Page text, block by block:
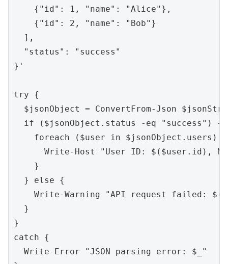
    {"id": 1, "name": "Alice"},
    {"id": 2, "name": "Bob"}
  ],
  "status": "success"
}'
try {
$jsonObject = ConvertFrom-Json
  if ($jsonObject.status -eq "success") {
    foreach ($user in $jsonObject.users) {
Write-Host "User ID: $($user.id),
    }
  } else {
Write-Warning "API request failed:
  }
}
catch {
  Write-Error "JSON parsing error: $_"